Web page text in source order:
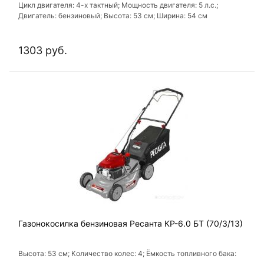
Цикл двигателя: 4-х тактный; Мощность двигателя: 5 л.с.;
Двигатель: бензиновый; Высота: 53 см; Ширина: 54 см
1303 руб.
Газонокосилка бензиновая Ресанта КР-6.0 БТ (70/3/13)
Высота: 53 см; Количество колес: 4; Ёмкость топливного бака: